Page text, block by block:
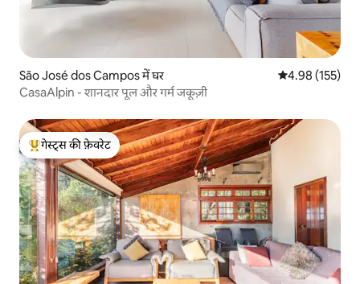
São José dos Campos में घर औसत रेटिंग 5 में से
4.98 (155)
CasaAlpin - शानदार पूल और गर्म जकूज़ी
गेस्ट्स का टॉप फ़ेवरेट
गेस्ट्स की फ़ेवरेट